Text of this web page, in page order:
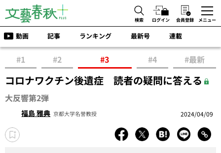
検索 ログイン 会員登録 メニュー
動画 記事 ランキング 最新号 連載
#1 #2 #3 #4 #最新
コロナワクチン後遺症 読者の疑問に答える
大反響第2弾
福島 雅典 京都大学名誉教授 2024/04/09